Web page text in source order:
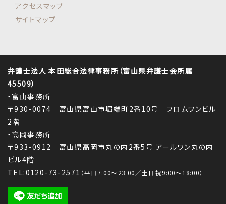
アクセスマップ
サイトマップ
弁護士法人 本田総合法律事務所（富山県弁護士会所属
45509）
・富山事務所
〒930-0074 富山県富山市堀端町2番10号 フロムワンビル
2階
・高岡事務所
〒933-0912 富山県高岡市丸の内2番5号 アールワン丸の内
ビル4階
TEL:0120-73-2571 （平日7:00～23:00／土日祝9:00～18:00）